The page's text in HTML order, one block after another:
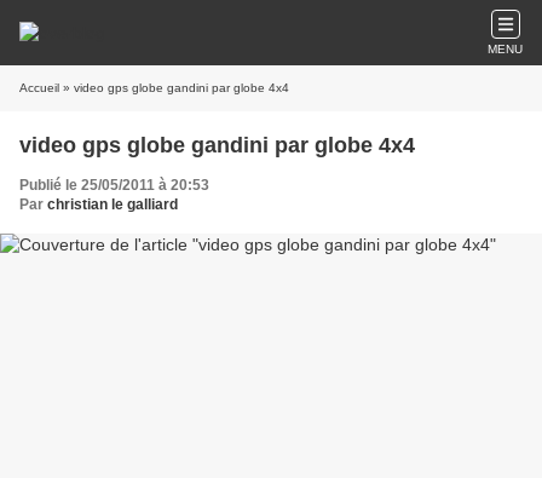
MENU
Accueil » video gps globe gandini par globe 4x4
video gps globe gandini par globe 4x4
Publié le 25/05/2011 à 20:53
Par christian le galliard